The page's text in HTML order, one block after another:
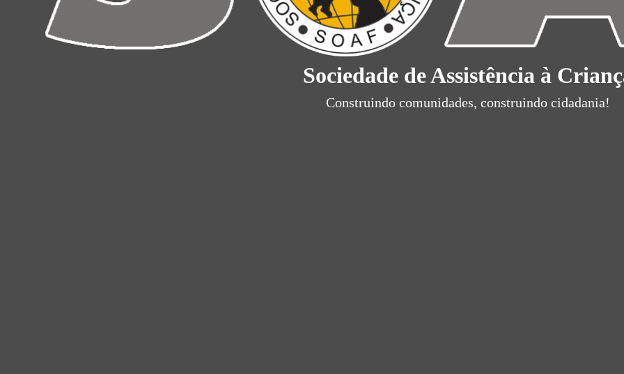
Sociedade de Assistência à
Construindo comunidades, construindo cidadania!